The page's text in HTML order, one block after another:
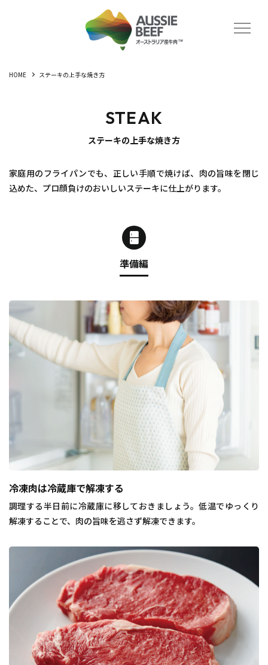
HOME ステーキの上手な焼き方
STEAK
ステーキの上手な焼き方
家庭用のフライパンでも、正しい手順で焼けば、肉の旨味を閉じ
込めた、プロ顔負けのおいしいステーキに仕上がります。
準備編
冷凍肉は冷蔵庫で解凍する
調理する半日前に冷蔵庫に移しておきましょう。低温でゆっくり
解凍することで、肉の旨味を逃さず解凍できます。